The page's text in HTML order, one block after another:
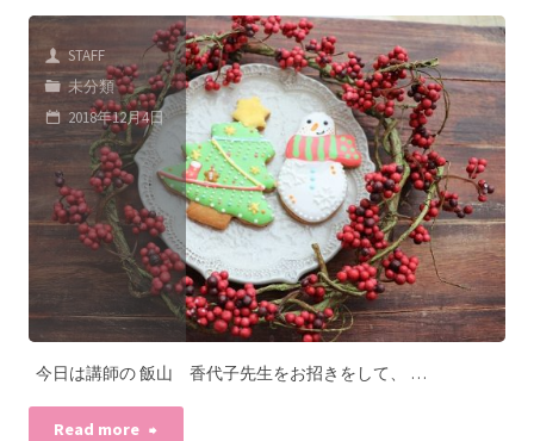
STAFF
未分類
2018年12月4日
今日は講師の 飯山 香代子先生をお招きをして、 …
Read more